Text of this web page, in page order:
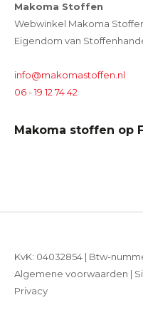
Makoma Stoffen
Webwinkel Makoma
Eigendom van
info@makomastoffen.nl
06 - 19 12 74 42
Makoma stoffen op
KvK: 04032854 | Btw-
Algemene voorwaarden |
Privacy